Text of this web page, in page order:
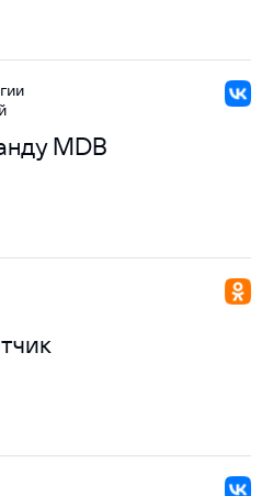
MDB